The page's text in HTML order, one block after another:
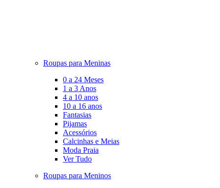
Roupas para Meninas
0 a 24 Meses
1 a 3 Anos
4 a 10 anos
10 a 16 anos
Fantasias
Pijamas
Acessórios
Calcinhas e Meias
Moda Praia
Ver Tudo
Roupas para Meninos